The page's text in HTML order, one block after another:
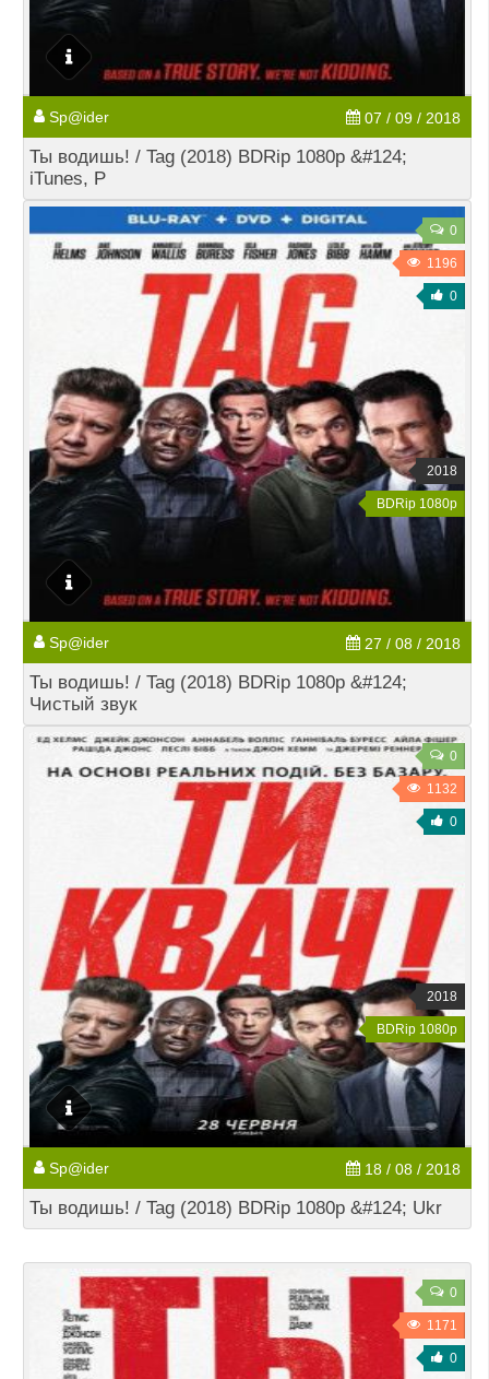
Sp@ider 07 / 09 / 2018
Ты водишь! / Tag (2018) BDRip 1080p &#124;
iTunes, Р
0
1196
0
2018
BDRip 1080p
Sp@ider 27 / 08 / 2018
Ты водишь! / Tag (2018) BDRip 1080p &#124;
Чистый звук
0
1132
0
2018
BDRip 1080p
Sp@ider 18 / 08 / 2018
Ты водишь! / Tag (2018) BDRip 1080p &#124; Ukr
0
1171
0